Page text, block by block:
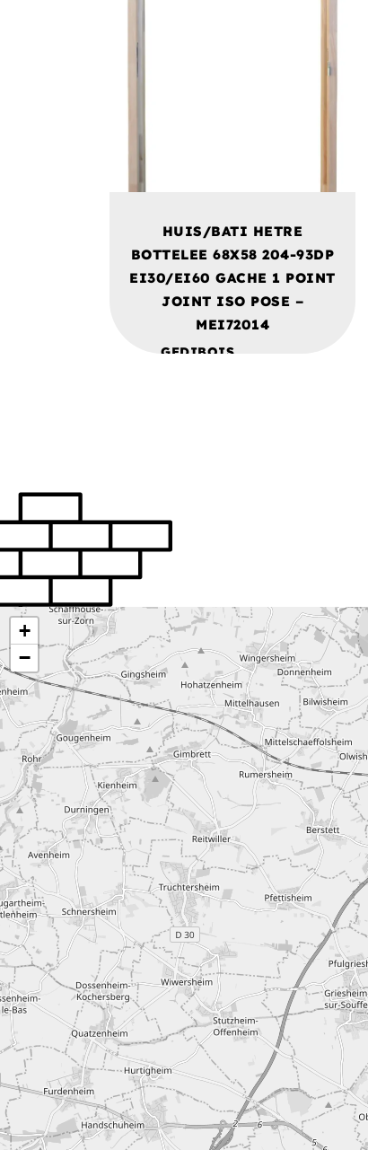
HUIS/BATI HETRE
BOTTELEE 68X58 204-93DP
EI30/EI60 GACHE 1 POINT
JOINT ISO POSE –
MEI72014
GEDIBOIS
+
−